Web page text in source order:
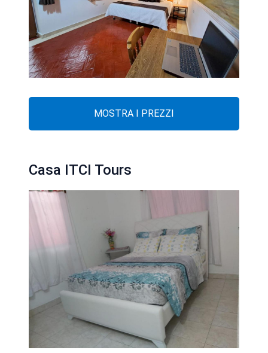
MOSTRA I PREZZI
Casa ITCI Tours